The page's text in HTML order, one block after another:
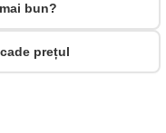
bun?
prețul